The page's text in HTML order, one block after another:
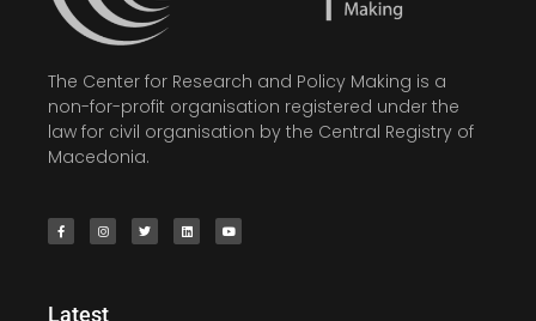
The Center for Research and Policy Making is a
non-for-profit organisation registered under the
law for civil organisation by the Central Registry of
Macedonia.
Latest